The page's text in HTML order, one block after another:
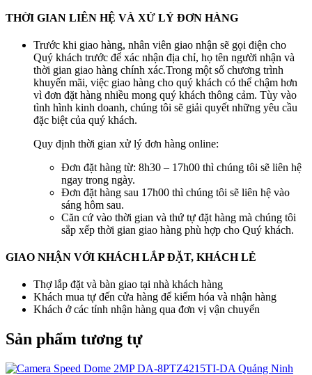
THỜI GIAN LIÊN HỆ VÀ XỬ LÝ ĐƠN HÀNG
Trước khi giao hàng, nhân viên giao nhận sẽ gọi điện cho
Quý khách trước để xác nhận địa chỉ, họ tên người nhận và
thời gian giao hàng chính xác.Trong một số chương trình
khuyến mãi, việc giao hàng cho quý khách có thể chậm hơn
vì đơn đặt hàng nhiều mong quý khách thông cảm. Tùy vào
tình hình kinh doanh, chúng tôi sẽ giải quyết những yêu cầu
đặc biệt của quý khách.
Quy định thời gian xử lý đơn hàng online:
Đơn đặt hàng từ: 8h30 – 17h00 thì chúng tôi sẽ liên hệ
ngay trong ngày.
Đơn đặt hàng sau 17h00 thì chúng tôi sẽ liên hệ vào
sáng hôm sau.
Căn cứ vào thời gian và thứ tự đặt hàng mà chúng tôi
sắp xếp thời gian giao hàng phù hợp cho Quý khách.
GIAO NHẬN VỚI KHÁCH LẮP ĐẶT, KHÁCH LẺ
Thợ lắp đặt và bàn giao tại nhà khách hàng
Khách mua tự đến cửa hàng để kiểm hóa và nhận hàng
Khách ở các tỉnh nhận hàng qua đơn vị vận chuyển
Sản phẩm tương tự